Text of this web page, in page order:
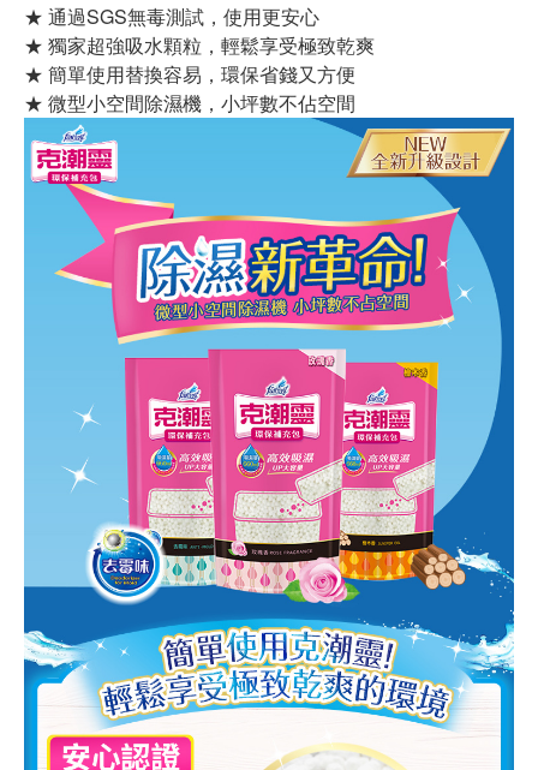
★ 通過SGS無毒測試，使用更安心
★ 獨家超強吸水顆粒，輕鬆享受極致乾爽
★ 簡單使用替換容易，環保省錢又方便
★ 微型小空間除濕機，小坪數不佔空間